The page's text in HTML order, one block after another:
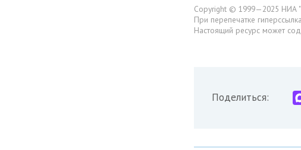
Copyright © 1999—2025 НИА
При перепечатке
Настоящий ресурс может
Поделиться: